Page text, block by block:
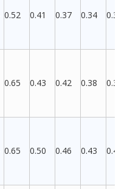
0.52 0.41 0.37 0.34 0.33
0.65 0.43 0.42 0.38 0.36
0.65 0.50 0.46 0.43 0.40